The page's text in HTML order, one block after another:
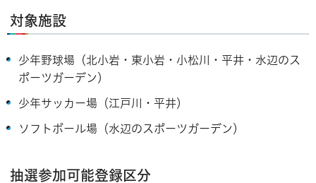
対象施設
少年野球場（北小岩・東小岩・小松川・平井・水辺のス
ポーツガーデン）
少年サッカー場（江戸川・平井）
ソフトボール場（水辺のスポーツガーデン）
抽選参加可能登録区分